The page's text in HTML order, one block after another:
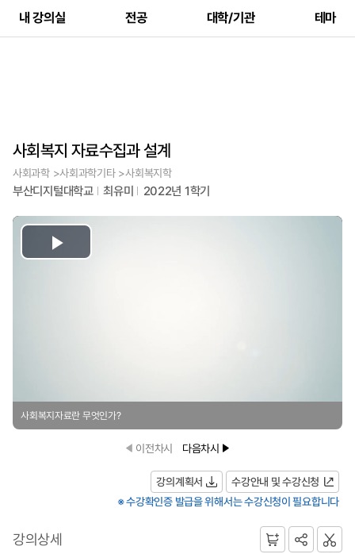
내 강의실 전공 대학/기관 테마
사회복지 자료수집과 설계
사회과학 >사회과학기타 >사회복지학
부산디지털대학교 최유미 2022년 1학기
Play
사회복지자료란 무엇인가?
이전차시 다음차시
강의계획서
수강안내 및 수강신청
※ 수강확인증 발급을 위해서는 수강신청이 필요합니다
강의상세